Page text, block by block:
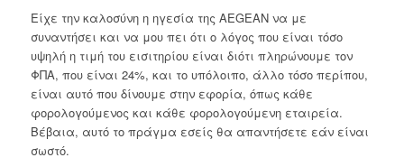
Είχε την καλοσύνη η ηγεσία της AEGEAN να με
συναντήσει και να μου πει ότι ο λόγος που είναι τόσο
υψηλή η τιμή του εισιτηρίου είναι διότι πληρώνουμε τον
ΦΠΑ, που είναι 24%, και το υπόλοιπο, άλλο τόσο περίπου,
είναι αυτό που δίνουμε στην εφορία, όπως κάθε
φορολογούμενος και κάθε φορολογούμενη εταιρεία.
Βέβαια, αυτό το πράγμα εσείς θα απαντήσετε εάν είναι
σωστό.